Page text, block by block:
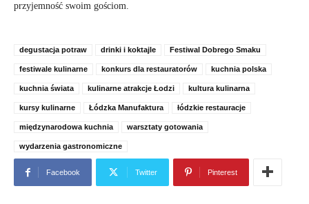
przyjemność swoim gościom.
degustacja potraw drinki i koktajle Festiwal Dobrego Smaku
festiwale kulinarne konkurs dla restauratorów kuchnia polska
kuchnia świata kulinarne atrakcje Łodzi kultura kulinarna
kursy kulinarne Łódzka Manufaktura łódzkie restauracje
międzynarodowa kuchnia warsztaty gotowania
wydarzenia gastronomiczne
Facebook Twitter Pinterest